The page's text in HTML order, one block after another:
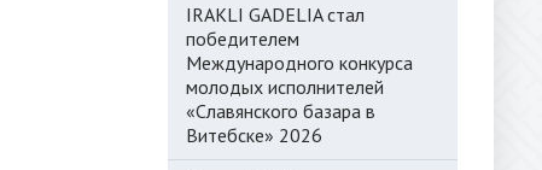
IRAKLI GADELIA стал
победителем
Международного конкурса
молодых исполнителей
«Славянского базара в
Витебске» 2026